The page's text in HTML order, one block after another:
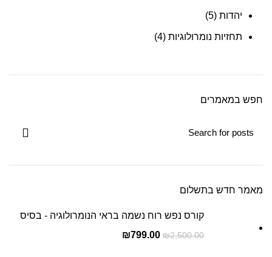
יהדות (5)
תחזיות נומרולוגיות (4)
חפש במאמרים
מאמר חדש בתשלום
קורס נפש רוח נשמה בראי הנומרולוגיה - בסיס
₪2,500.00
₪799.00